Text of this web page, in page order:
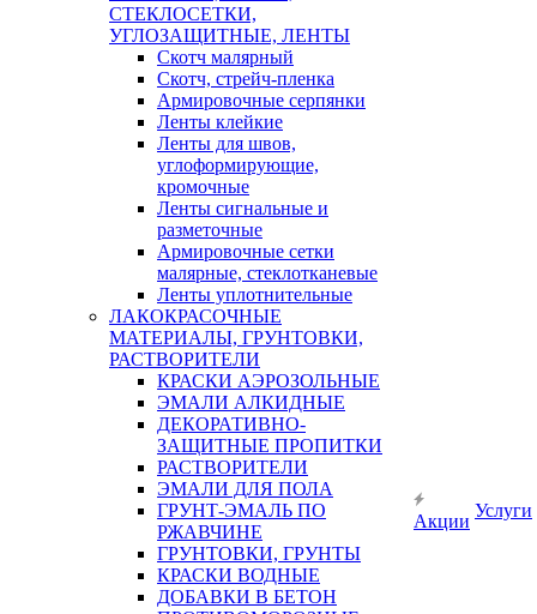
СТЕКЛОСЕТКИ,
УГЛОЗАЩИТНЫЕ, ЛЕНТЫ
Скотч малярный
Скотч, стрейч-пленка
Армировочные серпянки
Ленты клейкие
Ленты для швов,
углоформирующие,
кромочные
Ленты сигнальные и
разметочные
Армировочные сетки
малярные, стеклотканевые
Ленты уплотнительные
ЛАКОКРАСОЧНЫЕ
МАТЕРИАЛЫ, ГРУНТОВКИ,
РАСТВОРИТЕЛИ
КРАСКИ АЭРОЗОЛЬНЫЕ
ЭМАЛИ АЛКИДНЫЕ
ДЕКОРАТИВНО-
ЗАЩИТНЫЕ ПРОПИТКИ
РАСТВОРИТЕЛИ
ЭМАЛИ ДЛЯ ПОЛА
ГРУНТ-ЭМАЛЬ ПО
РЖАВЧИНЕ
ГРУНТОВКИ, ГРУНТЫ
КРАСКИ ВОДНЫЕ
ДОБАВКИ В БЕТОН
Акции
Услуги